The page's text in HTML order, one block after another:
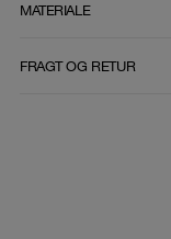
MATERIALE
FRAGT OG RETUR